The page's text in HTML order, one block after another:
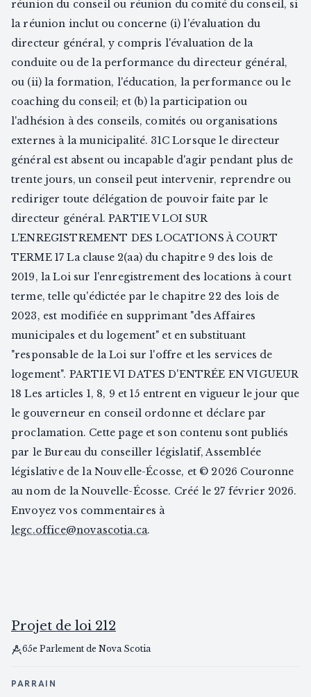
legc.office@novascotia.ca.
Projet de loi 212
65e Parlement de Nova Scotia
PARRAIN